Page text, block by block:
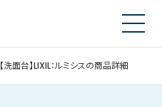
【洗面台】LIXIL：ルミシスの商品詳細